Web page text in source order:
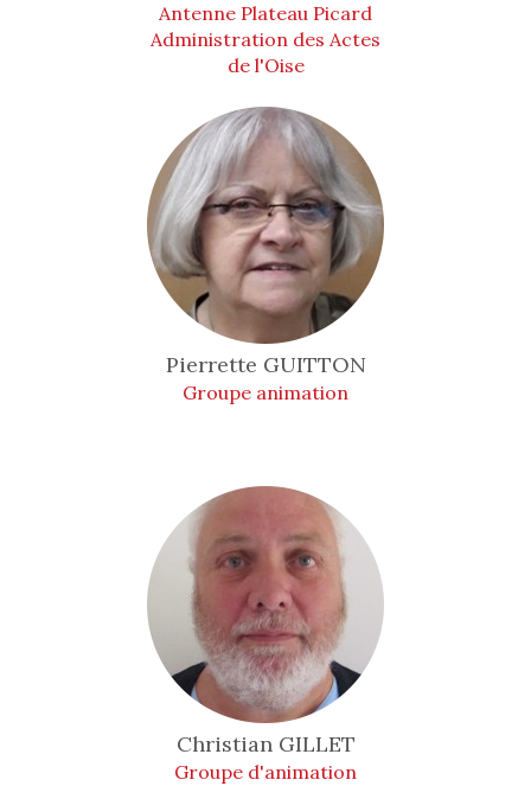
Antenne Plateau Picard
Administration des Actes
de l'Oise
Pierrette GUITTON
Groupe animation
Christian GILLET
Groupe d'animation